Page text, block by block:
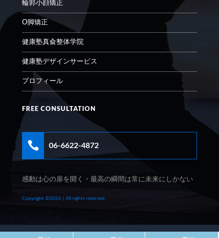
輪郭小顔矯正
O脚矯正
健康塾真兪整体学院
健康塾デザインサービス
プロフィール
FREE CONSULTATION
 06-6622-4872
感動は心の扉を開く・最高の瞬間は常に未来にしかない
Copyright ©2026 | All rights reserved.